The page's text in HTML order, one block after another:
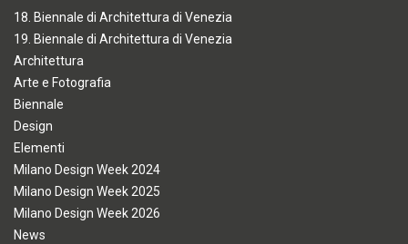
18. Biennale di Architettura di Venezia
19. Biennale di Architettura di Venezia
Architettura
Arte e Fotografia
Biennale
Design
Elementi
Milano Design Week 2024
Milano Design Week 2025
Milano Design Week 2026
News